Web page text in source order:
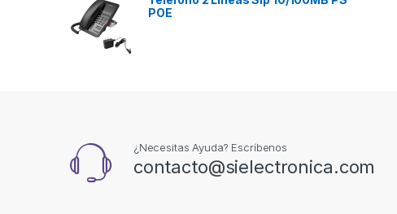
POE
¿Necesitas Ayuda? Escríbenos
contacto@sielectronica.com